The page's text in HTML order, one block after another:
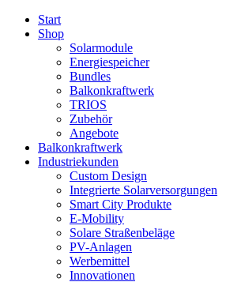
Start
Shop
Solarmodule
Energiespeicher
Bundles
Balkonkraftwerk
TRIOS
Zubehör
Angebote
Balkonkraftwerk
Industriekunden
Custom Design
Integrierte Solarversorgungen
Smart City Produkte
E-Mobility
Solare Straßenbeläge
PV-Anlagen
Werbemittel
Innovationen